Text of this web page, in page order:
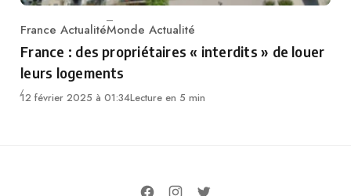
Category
France ActualitéMonde Actualité
France : des propriétaires « interdits » de louer
leurs logements
12 février 2025 à 01:34Lecture en 5 min